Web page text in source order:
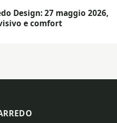
Design: 27 maggio 2026,
e comfort